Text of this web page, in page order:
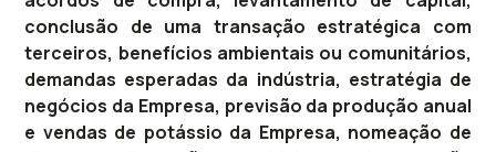
conclusão de uma transação estratégica com
terceiros, benefícios ambientais ou comunitários,
demandas esperadas da indústria, estratégia de
negócios da Empresa, previsão da produção anual
e vendas de potássio da Empresa, nomeação de